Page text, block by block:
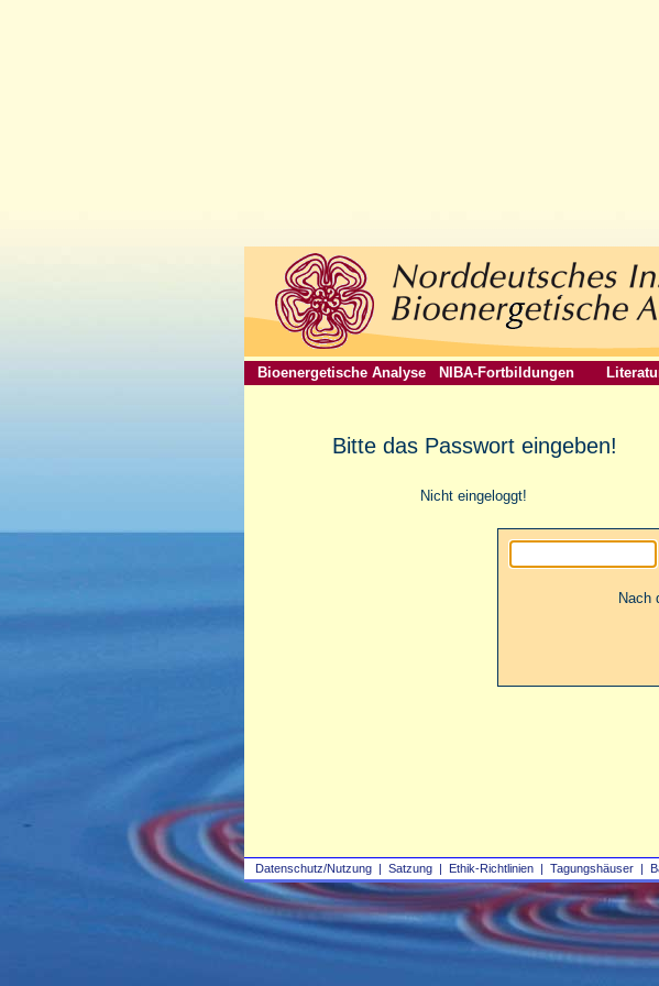
Datenschutz/Nutzung | Satzung | Ethik-Richtlinien | Tagungshäuser |
Bioenergetische Analyse NIBA-Fortbildungen
Bitte das Passwort eingeben!
Nicht eingeloggt!
Nach